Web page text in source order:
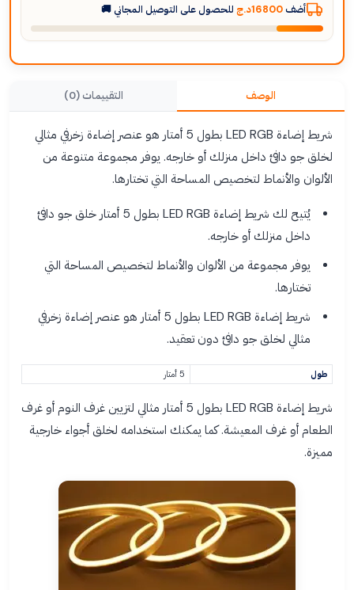
أضف 16800د.ج للحصول على التوصيل المجاني 🚚
الوصف التقييمات (0)
شريط إضاءة LED RGB بطول 5 أمتار هو عنصر إضاءة زخرفي مثالي
لخلق جو دافئ داخل منزلك أو خارجه. يوفر مجموعة متنوعة من
الألوان والأنماط لتخصيص المساحة التي تختارها.
يُتيح لك شريط إضاءة LED RGB بطول 5 أمتار خلق جو دافئ
داخل منزلك أو خارجه.
يوفر مجموعة من الألوان والأنماط لتخصيص المساحة التي
تختارها.
شريط إضاءة LED RGB بطول 5 أمتار هو عنصر إضاءة زخرفي
مثالي لخلق جو دافئ دون تعقيد.
طول 5 أمتار
شريط إضاءة LED RGB بطول 5 أمتار مثالي لتزيين غرف النوم أو غرف
الطعام أو غرف المعيشة. كما يمكنك استخدامه لخلق أجواء خارجية
مميزة.